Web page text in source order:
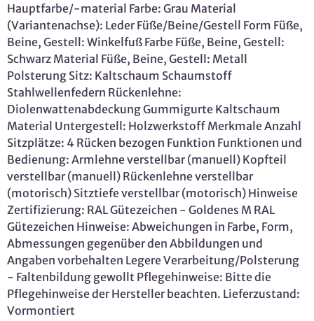
Hauptfarbe/-material Farbe: Grau Material
(Variantenachse): Leder Füße/Beine/Gestell Form Füße,
Beine, Gestell: Winkelfuß Farbe Füße, Beine, Gestell:
Schwarz Material Füße, Beine, Gestell: Metall
Polsterung Sitz: Kaltschaum Schaumstoff
Stahlwellenfedern Rückenlehne:
Diolenwattenabdeckung Gummigurte Kaltschaum
Material Untergestell: Holzwerkstoff Merkmale Anzahl
Sitzplätze: 4 Rücken bezogen Funktion Funktionen und
Bedienung: Armlehne verstellbar (manuell) Kopfteil
verstellbar (manuell) Rückenlehne verstellbar
(motorisch) Sitztiefe verstellbar (motorisch) Hinweise
Zertifizierung: RAL Gütezeichen - Goldenes M RAL
Gütezeichen Hinweise: Abweichungen in Farbe, Form,
Abmessungen gegenüber den Abbildungen und
Angaben vorbehalten Legere Verarbeitung/Polsterung
- Faltenbildung gewollt Pflegehinweise: Bitte die
Pflegehinweise der Hersteller beachten. Lieferzustand:
Vormontiert